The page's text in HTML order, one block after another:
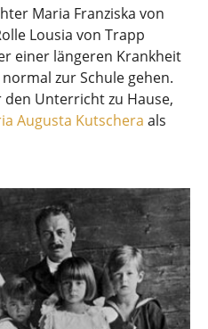
Maria Franziska von
Lousia von Trapp
einer längeren Krankheit
zur Schule gehen.
Unterricht zu Hause,
Augusta Kutschera als